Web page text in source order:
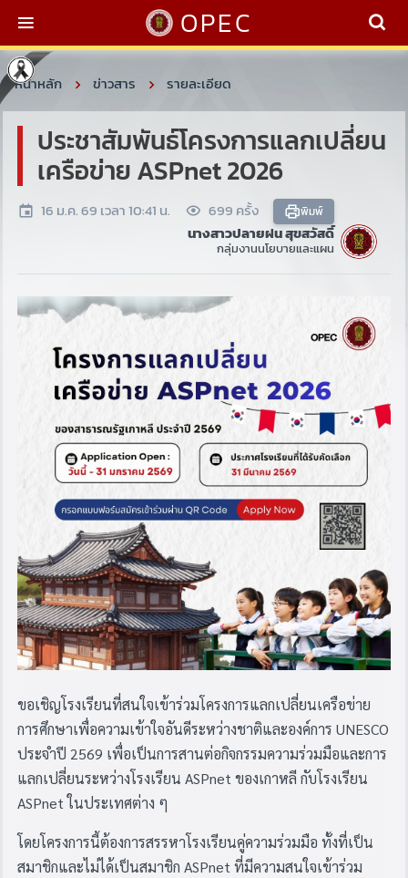
OPEC
หน้าหลัก ข่าวสาร รายละเอียด
ประชาสัมพันธ์โครงการแลกเปลี่ยน
เครือข่าย ASPnet 2026
16 ม.ค. 69 เวลา 10:41 น. 699 ครั้ง พิมพ์
นางสาวปลายฝน สุขสวัสดิ์
กลุ่มงานนโยบายและแผน
ขอเชิญโรงเรียนที่สนใจเข้าร่วมโครงการแลกเปลี่ยนเครือข่าย
การศึกษาเพื่อความเข้าใจอันดีระหว่างชาติและองค์การ UNESCO
ประจำปี 2569 เพื่อเป็นการสานต่อกิจกรรมความร่วมมือและการ
แลกเปลี่ยนระหว่างโรงเรียน ASPnet ของเกาหลี กับโรงเรียน
ASPnet ในประเทศต่าง ๆ
โดยโครงการนี้ต้องการสรรหาโรงเรียนคู่ความร่วมมือ ทั้งที่เป็น
สมาชิกและไม่ได้เป็นสมาชิก ASPnet ที่มีความสนใจเข้าร่วม